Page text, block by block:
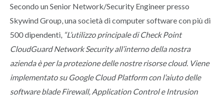
Secondo un Senior Network/Security Engineer presso
Skywind Group, una società di computer software con più di
500 dipendenti, “L’utilizzo principale di Check Point
CloudGuard Network Security all’interno della nostra
azienda è per la protezione delle nostre risorse cloud. Viene
implementato su Google Cloud Platform con l’aiuto delle
software blade Firewall, Application Control e Intrusion